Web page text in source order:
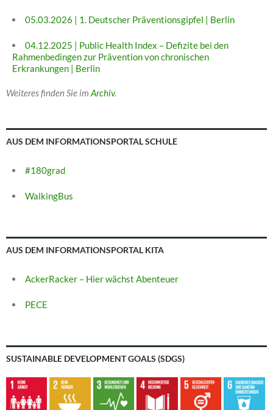
05.03.2026 | 1. Deutscher Präventionsgipfel | Berlin
04.12.2025 | Public Health Index – Defizite bei den
Rahmenbedingen zur Prävention von chronischen
Erkrankungen | Berlin
Weiteres finden Sie im Archiv.
AUS DEM INFORMATIONSPORTAL SCHULE
#180grad
WalkingBus
AUS DEM INFORMATIONSPORTAL KITA
AckerRacker – Hier wächst Abenteuer
PECE
SUSTAINABLE DEVELOPMENT GOALS (SDGS)